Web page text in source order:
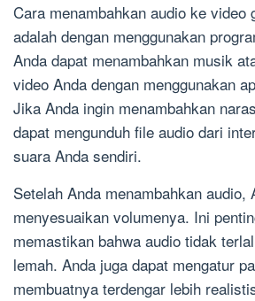
Cara menambahkan audio ke video
adalah dengan menggunakan
Anda dapat menambahkan musik
video Anda dengan menggunakan
Jika Anda ingin menambahkan
dapat mengunduh file audio dari
suara Anda sendiri.
Setelah Anda menambahkan audio,
menyesuaikan volumenya. Ini
memastikan bahwa audio tidak
lemah. Anda juga dapat mengatur
membuatnya terdengar lebih